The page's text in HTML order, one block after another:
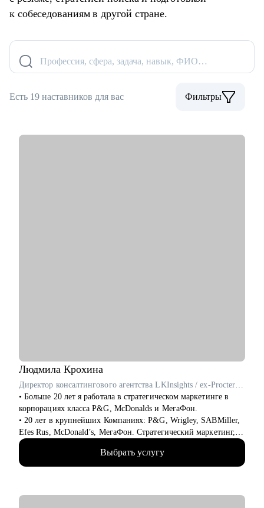
к собеседованиям в другой стране.
Профессия, сфера, задача, навык, ФИО…
Есть 19 наставников для вас Фильтры
Людмила Крохина
Директор консалтингового агентства LKInsights / ex-Procter & Gamble, МегаФон
• Больше 20 лет я работала в стратегическом маркетинге в
корпорациях класса P&G, McDonalds и МегаФон.
• 20 лет в крупнейших Компаниях: P&G, Wrigley, SABMiller,
Efes Rus, McDonald’s, МегаФон. Стратегический маркетинг,
исследования и аналитика.
• Училась сама и развивала своих сотрудников, искала новую
работу и адаптировалась, нанимала и оптимизировала,
Выбрать услугу